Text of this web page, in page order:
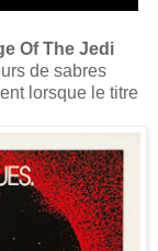
Of The Jedi
de sabres
lorsque le titre